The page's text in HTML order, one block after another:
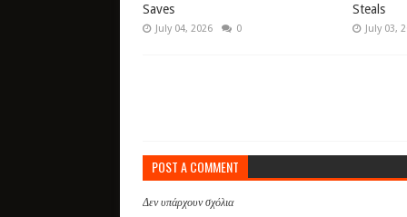
Saves
July 04, 2026 0
Steals
July 03,
POST A COMMENT
Δεν υπάρχουν σχόλια